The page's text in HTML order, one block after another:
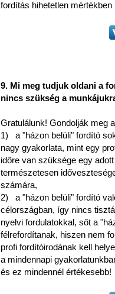
fordítás hihetetlen
9. Mi meg tudjuk oldani a
nincs szükség a
Gratulálunk! Gondolják meg
1) a "házon belüli" fordító
nagy gyakorlata, mint egy
időre van szüksége egy
természetesen
számára,
2) a "házon belüli" fordító
célországban, így nincs
nyelvi fordulatokkal, sőt a
félrefordítanak, hiszen nem
profi fordítóirodának kell
a mindennapi
és ez mindennél értékesebb!